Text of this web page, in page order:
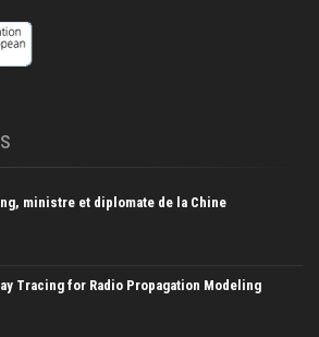
ministre et diplomate de la Chine
Tracing for Radio Propagation Modeling